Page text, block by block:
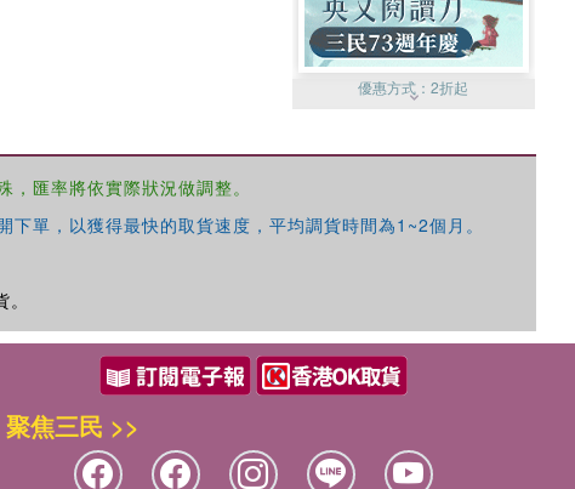
優惠方式：2折起
匯率將依實際狀況做調整。
單，以獲得最快的取貨速度，平均調貨時間為1~2個月。
聚焦三民 >>